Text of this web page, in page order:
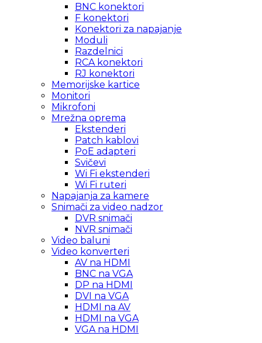
BNC konektori
F konektori
Konektori za napajanje
Moduli
Razdelnici
RCA konektori
RJ konektori
Memorijske kartice
Monitori
Mikrofoni
Mrežna oprema
Ekstenderi
Patch kablovi
PoE adapteri
Svičevi
Wi Fi ekstenderi
Wi Fi ruteri
Napajanja za kamere
Snimači za video nadzor
DVR snimači
NVR snimači
Video baluni
Video konverteri
AV na HDMI
BNC na VGA
DP na HDMI
DVI na VGA
HDMI na AV
HDMI na VGA
VGA na HDMI